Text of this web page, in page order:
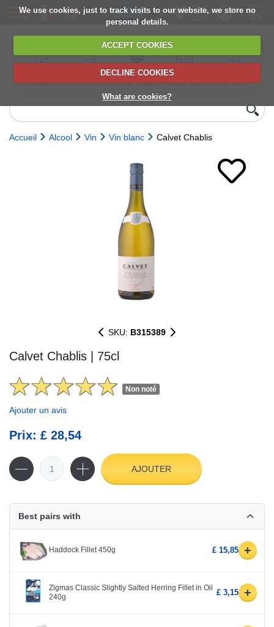
We use cookies, just to track visits to our website, we store no
personal details.
ACCEPT COOKIES
DECLINE COOKIES
What are cookies?
delivery
6,000+ products
Direct import
from Europe
Choose your
delivery date
next orders
Accueil Alcool Vin Vin blanc Calvet Chablis
SKU: B315389
Calvet Chablis | 75cl
Non noté
Ajouter un avis
Prix: £ 28,54
AJOUTER
Best pairs with
Haddock Fillet 450g £ 15,85 +
Zigmas Classic Slightly Salted Herring Fillet in Oil
240g
£ 3,15 +